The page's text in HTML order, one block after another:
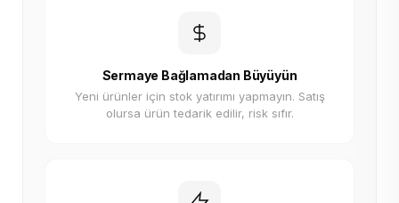
Sermaye Bağlamadan Büyüyün
Yeni ürünler için stok yatırımı yapmayın. Satış
olursa ürün tedarik edilir, risk sıfır.